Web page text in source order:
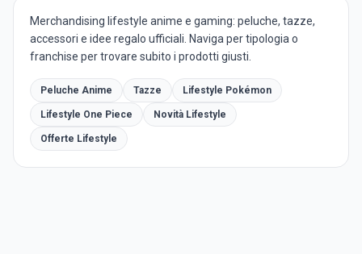
Merchandising lifestyle anime e gaming: peluche, tazze,
accessori e idee regalo ufficiali. Naviga per tipologia o
franchise per trovare subito i prodotti giusti.
Peluche Anime Tazze Lifestyle Pokémon
Lifestyle One Piece Novità Lifestyle
Offerte Lifestyle